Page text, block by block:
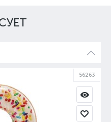
56263